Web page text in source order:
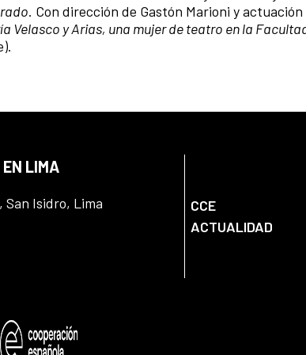
. Con dirección de Gastón Marioni y
Velasco y Arias, una mujer de teatro en la
LIMA
San Isidro, Lima CCE
ACTUALIDAD